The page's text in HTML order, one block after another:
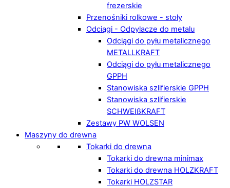
frezerskie
Przenośniki rolkowe - stoły
Odciągi - Odpylacze do metalu
Odciągi do pyłu metalicznego
METALLKRAFT
Odciągi do pyłu metalicznego
GPPH
Stanowiska szlifierskie GPPH
Stanowiska szlifierskie
SCHWEIßKRAFT
Zestawy PW WOLSEN
Maszyny do drewna
Tokarki do drewna
Tokarki do drewna minimax
Tokarki do drewna HOLZKRAFT
Tokarki HOLZSTAR